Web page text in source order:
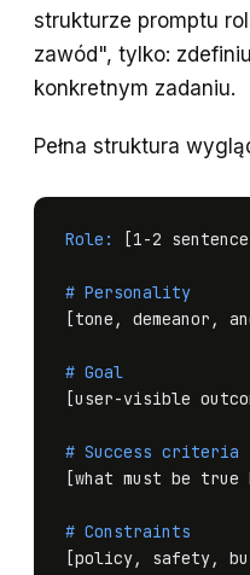
strukturze promptu
zawód", tylko:
konkretnym zadaniu.
Pełna struktura
Role: [1-2
# Personality
[tone, demeanor,
# Goal
[user-visible
# Success criteria
[what must be
# Constraints
[policy, safety,